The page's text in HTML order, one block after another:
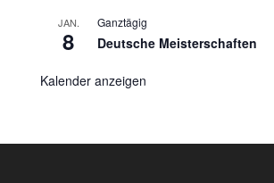
JAN.
8
Ganztägig
Deutsche Meisterschaften
Kalender anzeigen